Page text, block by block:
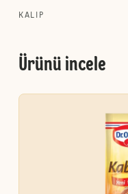
KALIP
Ürünü incele